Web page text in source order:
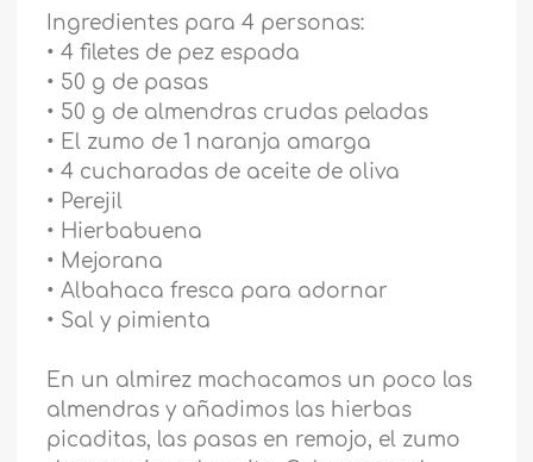
Ingredientes para 4 personas:
• 4 filetes de pez espada
• 50 g de pasas
• 50 g de almendras crudas peladas
• El zumo de 1 naranja amarga
• 4 cucharadas de aceite de oliva
• Perejil
• Hierbabuena
• Mejorana
• Albahaca fresca para adornar
• Sal y pimienta
En un almirez machacamos un poco las
almendras y añadimos las hierbas
picaditas, las pasas en remojo, el zumo